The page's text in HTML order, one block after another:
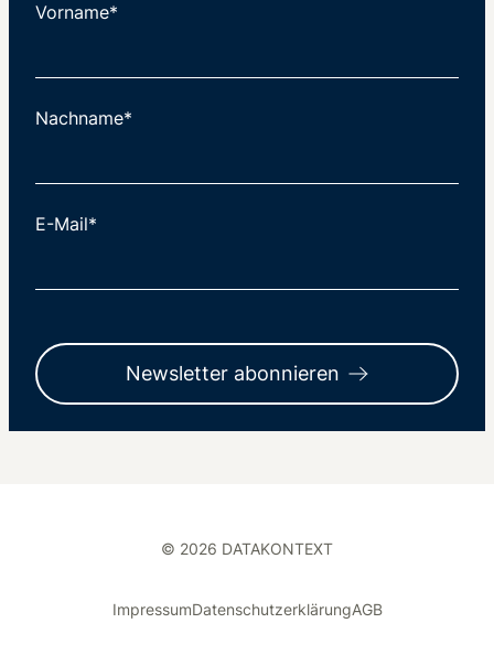
Vorname*
Nachname*
E-Mail*
Newsletter abonnieren
© 2026 DATAKONTEXT
ImpressumDatenschutzerklärungAGB